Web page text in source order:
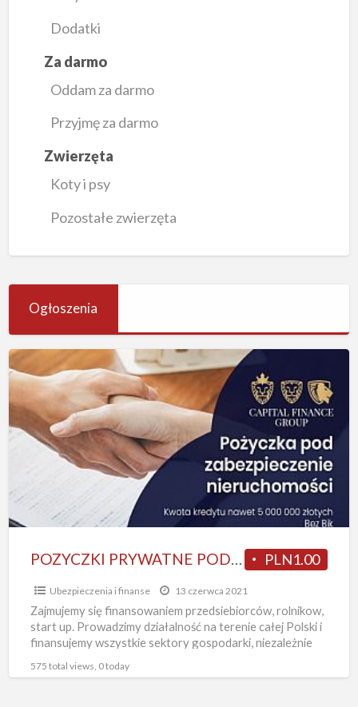
Dodatki
Za darmo
Oddam za darmo
Przyjmę za darmo
Zwierzęta
Koty i psy
Pozostałe zwierzęta
Ogłoszenia
POZYCZKI
PRYWATNE
POD
ZASTAW
NIERUCHOMOSCI
10
MLN
NAWET
PLN1.00
POZYCZKI PRYWATNE POD ZASTAW NIERUCHOMOSCI DO 10 MLN NAWET NA 5 LAT
Ubezpieczenia i finanse 13 czerwca 2021
Zajmujemy się finansowaniem przedsiebiorców, rolnikow,
start up. Prowadzimy działalność na terenie całej Polski i
finansujemy wszystkie sektory gospodarki, niezależnie
575 total views, 0 today